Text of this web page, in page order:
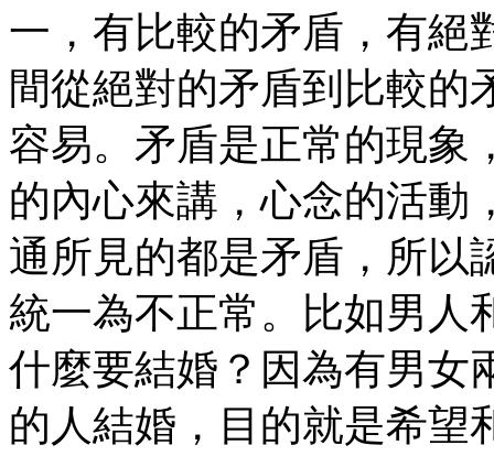
一，有比較的矛盾，有絕
間從絕對的矛盾到比較的
容易。矛盾是正常的現象
的內心來講，心念的活動
通所見的都是矛盾，所以
統一為不正常。比如男人
什麼要結婚？因為有男女
的人結婚，目的就是希望